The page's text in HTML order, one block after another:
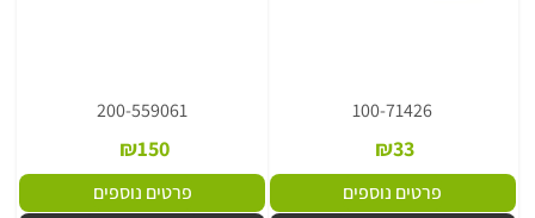
100-71426
₪33
פרטים נוספים
200-559061
₪150
פרטים נוספים